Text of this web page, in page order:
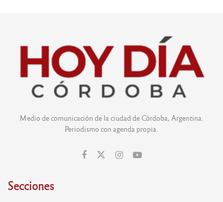
Medio de comunicación de la ciudad de Córdoba, Argentina.
Periodismo con agenda propia.
Secciones